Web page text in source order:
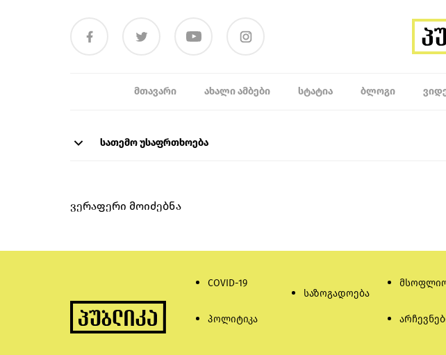
ᲛᲗᲐᲕᲐᲠᲘ ᲐᲮᲐᲚᲘ ᲐᲛᲑᲔᲑᲘ ᲡᲢᲐᲢᲘᲐ ᲑᲚᲝᲒᲘ
სათემო უსაფრთხოება
ვერაფერი მოიძებნა
COVID-19
პოლიტიკა
საზოგადოება